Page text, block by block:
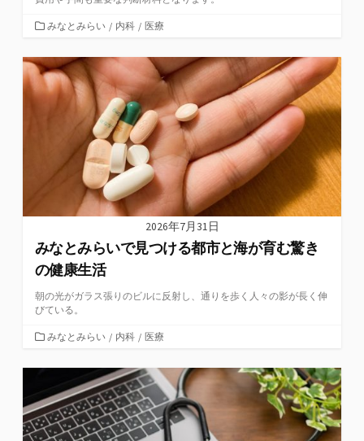
カ
ゴ
リ
ー
みなとみらい / 内科 / 医療
2026年7月31日
みなとみらいで見つける都市と海が育む驚き
の健康生活
朝の光がガラス張りのビルに反射し、通りを歩く人々の影が長く伸
びている。
カ
ゴ
ー
みなとみらい / 内科 / 医療